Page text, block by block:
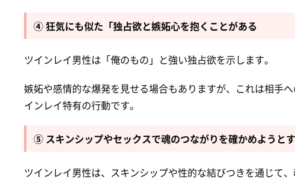
④ 狂気にも似た「独占欲と嫉妬心を抱くことがある
ツインレイ男性は「俺のもの」と強い独占欲を示します。
嫉妬や感情的な爆発を見せる場合もありますが、これは相手
インレイ特有の行動です。
⑤ スキンシップやセックスで魂のつながりを確かめようと
ツインレイ男性は、スキンシップや性的な結びつきを通じて、